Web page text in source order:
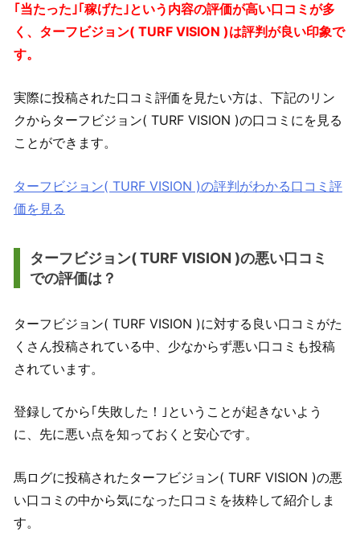
｢当たった｣｢稼げた｣という内容の評価が高い口コミが多
く、ターフビジョン( TURF VISION )は評判が良い印象で
す。
実際に投稿された口コミ評価を見たい方は、下記のリン
クからターフビジョン( TURF VISION )の口コミにを見る
ことができます。
ターフビジョン( TURF VISION )の評判がわかる口コミ評
価を見る
ターフビジョン( TURF VISION )の悪い口コミ
での評価は？
ターフビジョン( TURF VISION )に対する良い口コミがた
くさん投稿されている中、少なからず悪い口コミも投稿
されています。
登録してから｢失敗した！｣ということが起きないよう
に、先に悪い点を知っておくと安心です。
馬ログに投稿されたターフビジョン( TURF VISION )の悪
い口コミの中から気になった口コミを抜粋して紹介しま
す。